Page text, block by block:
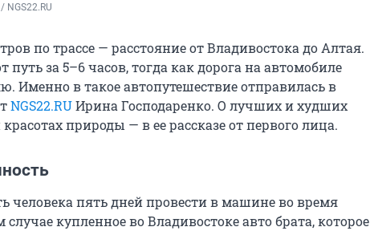
NGS22.RU
по трассе — расстояние от Владивостока до Алтая.
путь за 5–6 часов, тогда как дорога на автомобиле
Именно в такое автопутешествие отправилась в
NGS22.RUИрина Господаренко. О лучших и худших
природы — в ее рассказе от первого лица.
человека пять дней провести в машине во время
случае купленное во Владивостоке авто брата, которое